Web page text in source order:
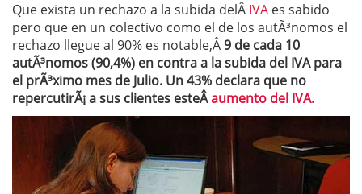
Que exista un rechazo a la subida delÂ IVA es sabido
pero que en un colectivo como el de los autÃ³nomos el
rechazo llegue al 90% es notable,Â9 de cada 10
autÃ³nomos (90,4%) en contra a la subida del IVA para
el prÃ³ximo mes de Julio. Un 43% declara que no
repercutirÃ¡ a sus clientes esteÂaumento del IVA.